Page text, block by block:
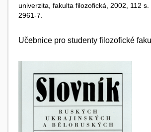
univerzita, fakulta filozofická, 2002, 112 s.
2961-7.
Učebnice pro studenty filozofické